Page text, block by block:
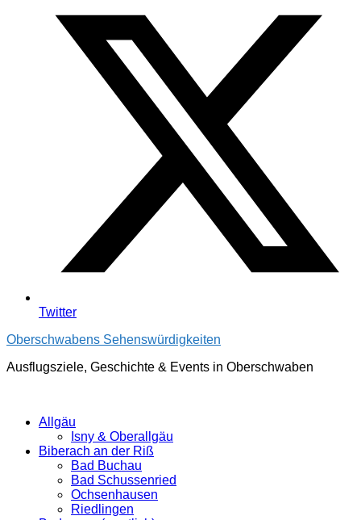
Twitter
Oberschwabens Sehenswürdigkeiten
Ausflugsziele, Geschichte & Events in Oberschwaben
Allgäu
Isny & Oberallgäu
Biberach an der Riß
Bad Buchau
Bad Schussenried
Ochsenhausen
Riedlingen